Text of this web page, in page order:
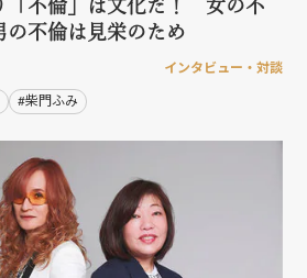
「不倫」は文化だ！ 女の不
の不倫は見栄のため
インタビュー・対談
#柴門ふみ